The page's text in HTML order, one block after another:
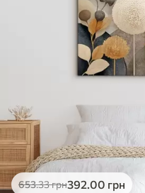
653.33грн392 .00 грн